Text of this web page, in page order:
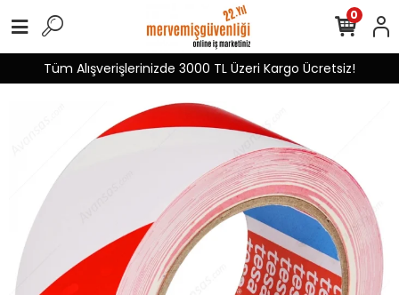
Tüm Alışverişlerinizde 3000 TL Üzeri Kargo Ücretsiz!
0